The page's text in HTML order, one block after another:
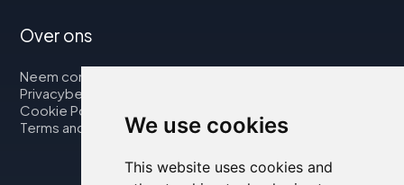
We use cookies
This website uses cookies and
Over ons
Neem contact op met
Privacybeleid
Cookie Policy
Terms and Conditions